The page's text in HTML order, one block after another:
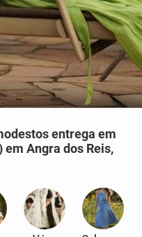
entrega em
Angra dos Reis,